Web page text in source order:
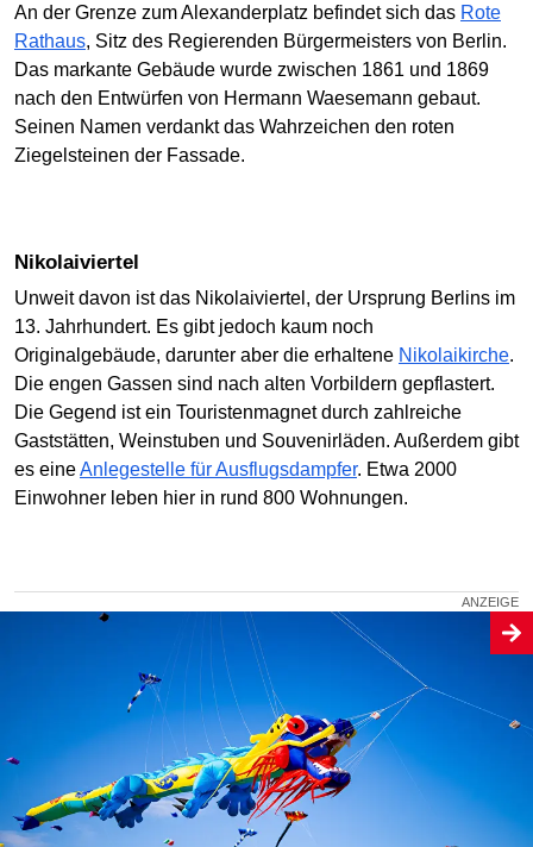
An der Grenze zum Alexanderplatz befindet sich das Rote
Rathaus, Sitz des Regierenden Bürgermeisters von Berlin.
Das markante Gebäude wurde zwischen 1861 und 1869
nach den Entwürfen von Hermann Waesemann gebaut.
Seinen Namen verdankt das Wahrzeichen den roten
Ziegelsteinen der Fassade.
Nikolaiviertel
Unweit davon ist das Nikolaiviertel, der Ursprung Berlins im
13. Jahrhundert. Es gibt jedoch kaum noch
Originalgebäude, darunter aber die erhaltene Nikolaikirche.
Die engen Gassen sind nach alten Vorbildern gepflastert.
Die Gegend ist ein Touristenmagnet durch zahlreiche
Gaststätten, Weinstuben und Souvenirläden. Außerdem gibt
es eineAnlegestelle für Ausflugsdampfer. Etwa 2000
Einwohner leben hier in rund 800 Wohnungen.